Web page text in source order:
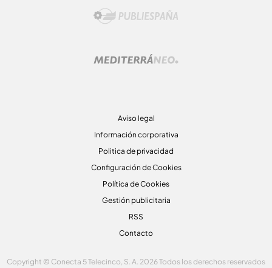
Aviso legal
Información corporativa
Politica de privacidad
Configuración de Cookies
Política de Cookies
Gestión publicitaria
RSS
Contacto
Copyright © Conecta 5 Telecinco, S. A. 2026 Todos los derechos reservados